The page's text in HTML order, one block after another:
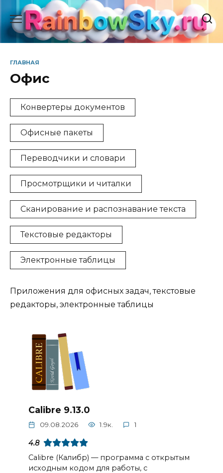
Перейти
содержанию
ГЛАВНАЯ
Офис
Конвертеры документов
Офисные пакеты
Переводчики и словари
Просмотрщики и читалки
Сканирование и распознавание текста
Текстовые редакторы
Электронные таблицы
Приложения для офисных задач, текстовые
редакторы, электронные таблицы
Calibre 9.13.0
09.08.2026 1.9к. 1
4.8
Сalibre (Калибр) — программа с открытым
исходным кодом для работы, с